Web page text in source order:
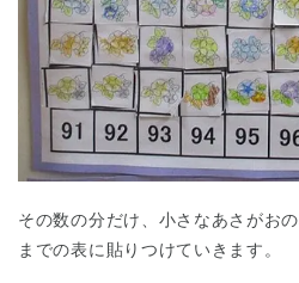
その数の分だけ、小さなあさがお
までの表に貼りつけていきます。